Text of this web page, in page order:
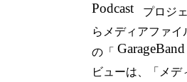
Podcast
プロジ
らメディアファ
の「 GarageBand
ビューは、
「メ